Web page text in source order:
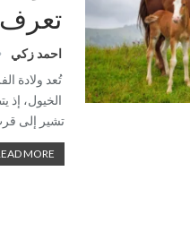
تعرف
احمد زكي
تُعد ولادة
الخيول، إذ
تشير إلى
MORE...